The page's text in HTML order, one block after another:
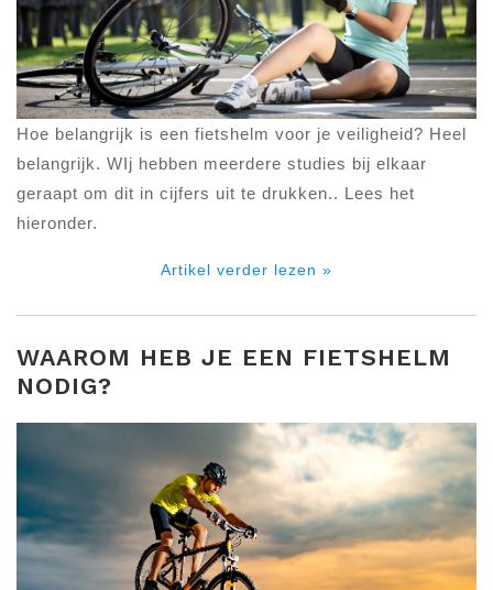
Hoe belangrijk is een fietshelm voor je veiligheid? Heel
belangrijk. WIj hebben meerdere studies bij elkaar
geraapt om dit in cijfers uit te drukken.. Lees het
hieronder.
Artikel verder lezen »
WAAROM HEB JE EEN FIETSHELM
NODIG?